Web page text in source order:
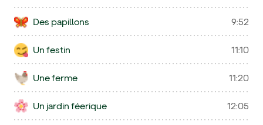
Des papillons 9:52
Un festin 11:10
Une ferme 11:20
Un jardin féerique 12:05